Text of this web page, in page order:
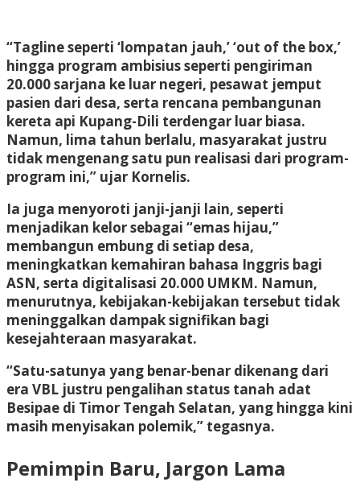
“Tagline seperti ‘lompatan jauh,’ ‘out of the box,’
hingga program ambisius seperti pengiriman
20.000 sarjana ke luar negeri, pesawat jemput
pasien dari desa, serta rencana pembangunan
kereta api Kupang-Dili terdengar luar biasa.
Namun, lima tahun berlalu, masyarakat justru
tidak mengenang satu pun realisasi dari program-
program ini,” ujar Kornelis.
Ia juga menyoroti janji-janji lain, seperti
menjadikan kelor sebagai “emas hijau,”
membangun embung di setiap desa,
meningkatkan kemahiran bahasa Inggris bagi
ASN, serta digitalisasi 20.000 UMKM. Namun,
menurutnya, kebijakan-kebijakan tersebut tidak
meninggalkan dampak signifikan bagi
kesejahteraan masyarakat.
“Satu-satunya yang benar-benar dikenang dari
era VBL justru pengalihan status tanah adat
Besipae di Timor Tengah Selatan, yang hingga kini
masih menyisakan polemik,” tegasnya.
Pemimpin Baru, Jargon Lama